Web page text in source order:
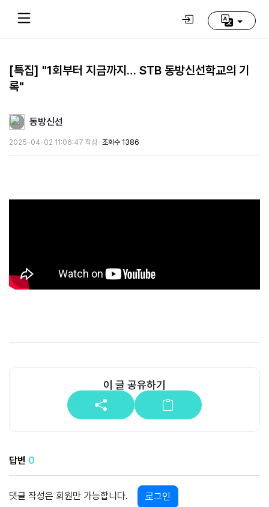
동
방
멤
게
시
판
[특집] "1회부터 지금까지… STB 동방신선학교의 기
록"
동방신선
2025-04-02 11:06:47 작성 조회수 1386
이 글 공유하기
답변 0
댓글 작성은 회원만 가능합니다. 로그인